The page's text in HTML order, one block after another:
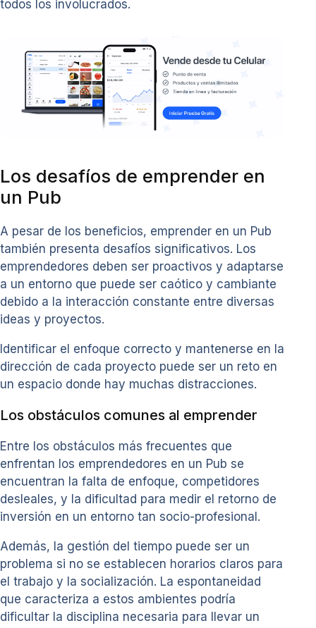
todos los involucrados.
Los desafíos de emprender en
un Pub
A pesar de los beneficios, emprender en un Pub
también presenta desafíos significativos. Los
emprendedores deben ser proactivos y adaptarse
a un entorno que puede ser caótico y cambiante
debido a la interacción constante entre diversas
ideas y proyectos.
Identificar el enfoque correcto y mantenerse en la
dirección de cada proyecto puede ser un reto en
un espacio donde hay muchas distracciones.
Los obstáculos comunes al emprender
Entre los obstáculos más frecuentes que
enfrentan los emprendedores en un Pub se
encuentran la falta de enfoque, competidores
desleales, y la dificultad para medir el retorno de
inversión en un entorno tan socio-profesional.
Además, la gestión del tiempo puede ser un
problema si no se establecen horarios claros para
el trabajo y la socialización. La espontaneidad
que caracteriza a estos ambientes podría
dificultar la disciplina necesaria para llevar un